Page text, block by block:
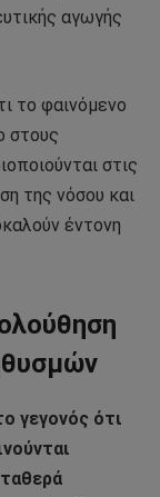
αγωγής
το φαινόμενο
στους
στις
της νόσου και
έντονη
γεγονός ότι